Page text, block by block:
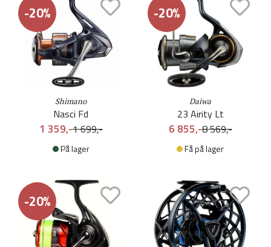
-20%
Shimano
Nasci Fd
1 699,-
1 359,-
På lager
-20%
Daiwa
23 Airity Lt
8 569,-
6 855,-
Få på lager
-20%